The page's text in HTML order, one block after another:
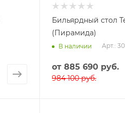
Бильярдный стол
(Пирамида)
В наличии Арт.:
от 885 690 руб.
984 100 руб.